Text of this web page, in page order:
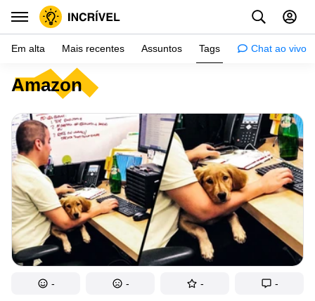
Amazon
- - - -
Em alta Mais recentes Assuntos Tags Chat ao vivo
Inspiração
Psicologia
Dicas
Mulher
Relacionamento
Histórias
Crianças